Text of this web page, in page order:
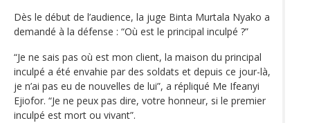
Dès le début de l’audience, la juge Binta Murtala Nyako a
demandé à la défense : “Où est le principal inculpé ?”
“Je ne sais pas où est mon client, la maison du principal
inculpé a été envahie par des soldats et depuis ce jour-là,
je n’ai pas eu de nouvelles de lui”, a répliqué Me Ifeanyi
Ejiofor. “Je ne peux pas dire, votre honneur, si le premier
inculpé est mort ou vivant”.